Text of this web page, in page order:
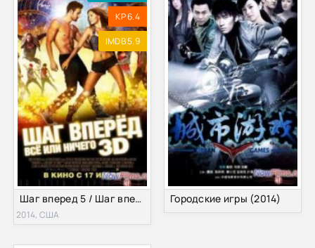
KP 6.4
IMDB 5.9
Шаг вперед 5 / Шаг вперёд: Всё или ничего (2014)
2014, США
Городские игры (2014)